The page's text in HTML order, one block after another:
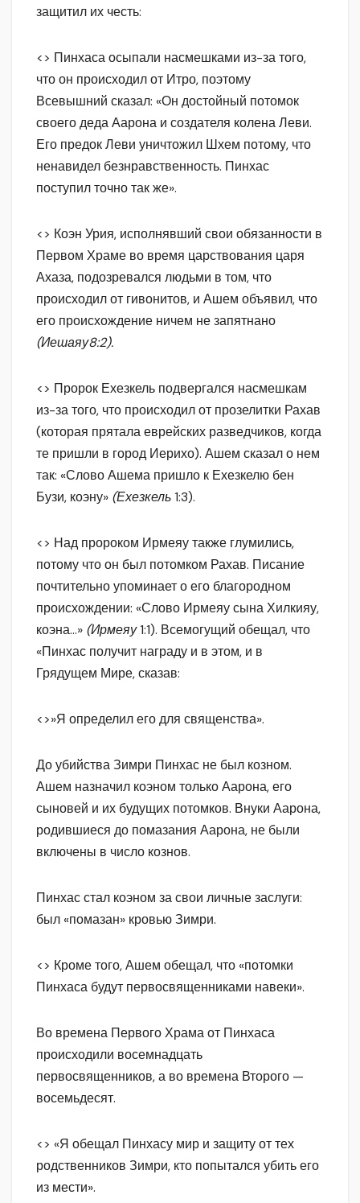
защитил их честь:
<> Пинхаса осыпали насмешками из-за того,
что он происходил от Итро, поэтому
Всевышний сказал: «Он достойный потомок
своего деда Аарона и создателя колена Леви.
Его предок Леви уничтожил Шхем потому, что
ненавидел безнравственность. Пинхас
поступил точно так же».
<> Коэн Урия, исполнявший свои обязанности в
Первом Храме во время царствования царя
Ахаза, подозревался людьми в том, что
происходил от гивонитов, и Ашем объявил, что
его происхождение ничем не запятнано
(Иешаяу8:2).
<> Пророк Ехезкель подвергался насмешкам
из-за того, что происходил от прозелитки Рахав
(которая прятала еврейских разведчиков, когда
те пришли в город Иерихо). Ашем сказал о нем
так: «Слово Ашема пришло к Ехезкелю бен
Бузи, коэну» (Ехезкель1:3).
<> Над пророком Ирмеяу также глумились,
потому что он был потомком Рахав. Писание
почтительно упоминает о его благородном
происхождении: «Слово Ирмеяу сына Хилкияу,
коэна…» (Ирмеяу1:1). Всемогущий обещал, что
«Пинхас получит награду и в этом, и в
Грядущем Мире, сказав:
<>»Я определил его для священства».
До убийства Зимри Пинхас не был козном.
Ашем назначил коэном только Аарона, его
сыновей и их будущих потомков. Внуки Аарона,
родившиеся до помазания Аарона, не были
включены в число кознов.
Пинхас стал коэном за свои личные заслуги:
был «помазан» кровью Зимри.
<> Кроме того, Ашем обещал, что «потомки
Пинхаса будут первосвященниками навеки».
Во времена Первого Храма от Пинхаса
происходили восемнадцать
первосвященников, а во времена Второго —
восемьдесят.
<> «Я обещал Пинхасу мир и защиту от тех
родственников Зимри, кто попытался убить его
из мести».